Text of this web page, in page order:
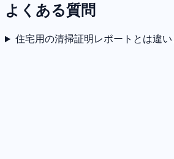
よくある質問
住宅用の清掃証明レポートとは違い